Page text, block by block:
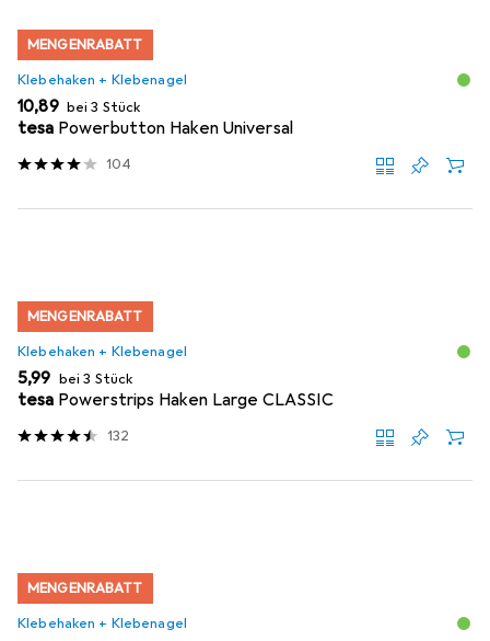
MENGENRABATT
Klebehaken + Klebenagel
EUR
10,89 bei 3 Stück
tesa Powerbutton Haken Universal
104
MENGENRABATT
Klebehaken + Klebenagel
EUR
5,99 bei 3 Stück
tesa Powerstrips Haken Large CLASSIC
132
MENGENRABATT
Klebehaken + Klebenagel